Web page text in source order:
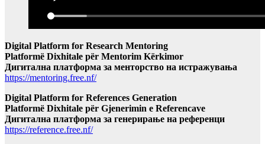
Digital Platform for Research Mentoring
Platformë Dixhitale për Mentorim Kërkimor
Дигитална платформа за менторство на истражувања
https://mentoring.free.nf/
Digital Platform for References Generation
Platformë Dixhitale për Gjenerimin e Referencave
Дигитална платформа за генерирање на референци
https://reference.free.nf/